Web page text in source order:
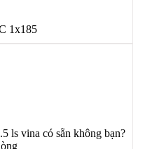
1x185
ls vina có sẵn không bạn?